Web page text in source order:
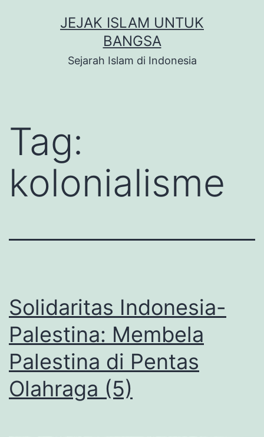
JEJAK ISLAM UNTUK
BANGSA
Sejarah Islam di Indonesia
Tag:
kolonialisme
Solidaritas Indonesia-
Palestina: Membela
Palestina di Pentas
Olahraga (5)